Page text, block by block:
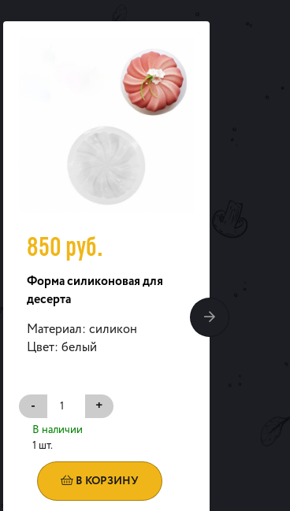
850руб.
Форма силиконовая для
десерта
Материал: силикон
Цвет: белый
- +
В наличии
1 шт.
В КОРЗИНУ